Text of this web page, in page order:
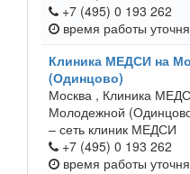
+7 (495) 0 193 262
время работы
Клиника МЕДСИ на
(Одинцово)
Москва , Клиника
Молодежной
– сеть клиник МЕДСИ
+7 (495) 0 193 262
время работы